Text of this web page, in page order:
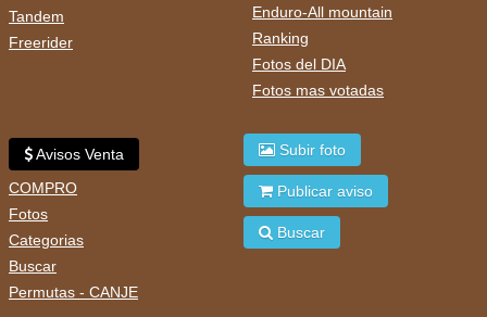
Tandem
Freerider
Enduro-All mountain
Ranking
Fotos del DIA
Fotos mas votadas
Avisos Venta
COMPRO
Fotos
Categorias
Buscar
Permutas - CANJE
Subir foto
Publicar aviso
Buscar